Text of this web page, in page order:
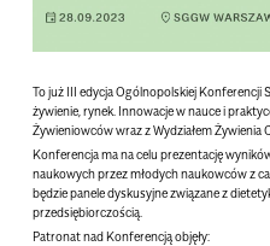
To już III edycja Ogólnopolskiej
żywienie, rynek. Innowacje w nauce i
Żywieniowców wraz z Wydziałem Żywienia
Konferencja ma na celu prezentację
naukowych przez młodych naukowców z
będzie panele dyskusyjne związane z
przedsiębiorczością.
Patronat nad Konferencją objęły: